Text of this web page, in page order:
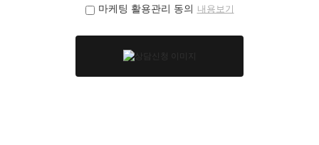
마케팅 활용관리 동의 내용보기